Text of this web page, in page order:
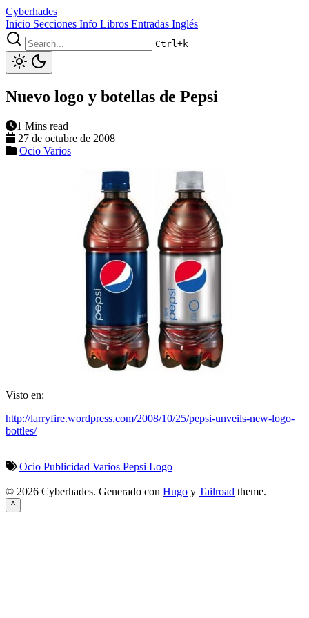
Cyberhades
Inicio Secciones Info Libros Entradas Inglés
Ctrl+k
Nuevo logo y botellas de Pepsi
1 Mins read
27 de octubre de 2008
Ocio Varios
Visto en:
http://larryfire.wordpress.com/2008/10/25/pepsi-unveils-new-logo-
bottles/
Ocio Publicidad Varios Pepsi Logo
© 2026 Cyberhades. Generado con Hugo y Tailroad theme.
^